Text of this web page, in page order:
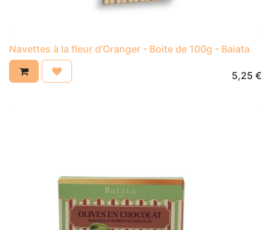
Navettes à la fleur d'Oranger - Boite de 100g - Baiata
5,25 €